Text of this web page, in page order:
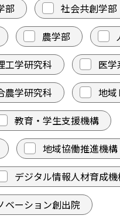
部 社会共創学部
農学部
工学研究科
医学
農学研究科
地域
教育・学生支援機構
地域協働推進機構
デジタル情報人材育成
ベーション創出院